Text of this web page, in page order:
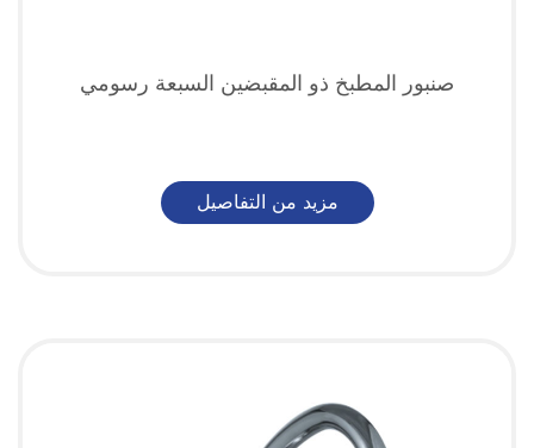
صنبور المطبخ ذو المقبضين السبعة رسومي
مزيد من التفاصيل